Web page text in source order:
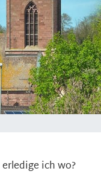
ich wo?